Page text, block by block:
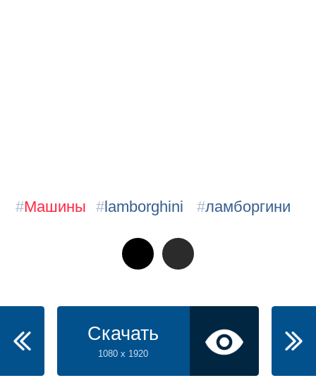
#Машины #lamborghini #ламборгини
Скачать
1080 x 1920